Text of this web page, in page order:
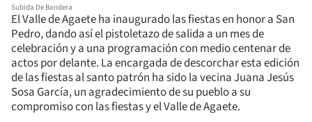
Subida De Bandera
El Valle de Agaete ha inaugurado las fiestas en honor a San
Pedro, dando así el pistoletazo de salida a un mes de
celebración y a una programación con medio centenar de
actos por delante. La encargada de descorchar esta edición
de las fiestas al santo patrón ha sido la vecina Juana Jesús
Sosa García, un agradecimiento de su pueblo a su
compromiso con las fiestas y el Valle de Agaete.